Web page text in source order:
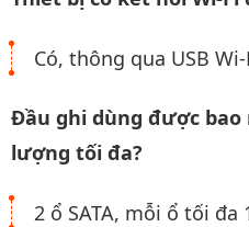
Có, thông qua USB
Đầu ghi dùng được
lượng tối đa?
2 ổ SATA, mỗi ổ tối đa